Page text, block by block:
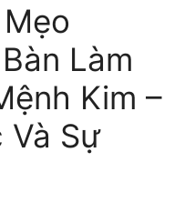
Làm
Kim –
Và Sự